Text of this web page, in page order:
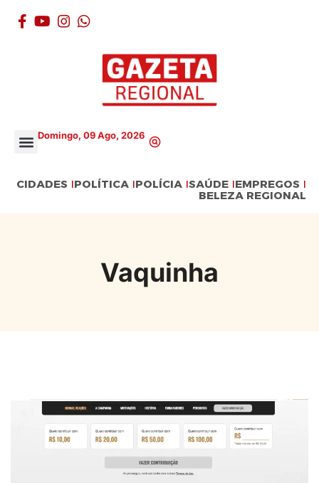
Domingo, 09 Ago, 2026
CIDADES POLÍTICA POLÍCIA SAÚDE EMPREGOS
BELEZA REGIONAL
Vaquinha